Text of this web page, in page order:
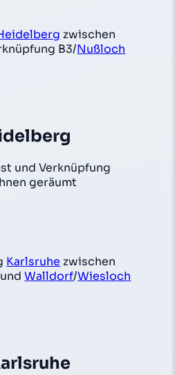
zwischen
B3/Nußloch
und Verknüpfung
geräumt
Karlsruhe zwischen
undWalldorf/Wiesloch